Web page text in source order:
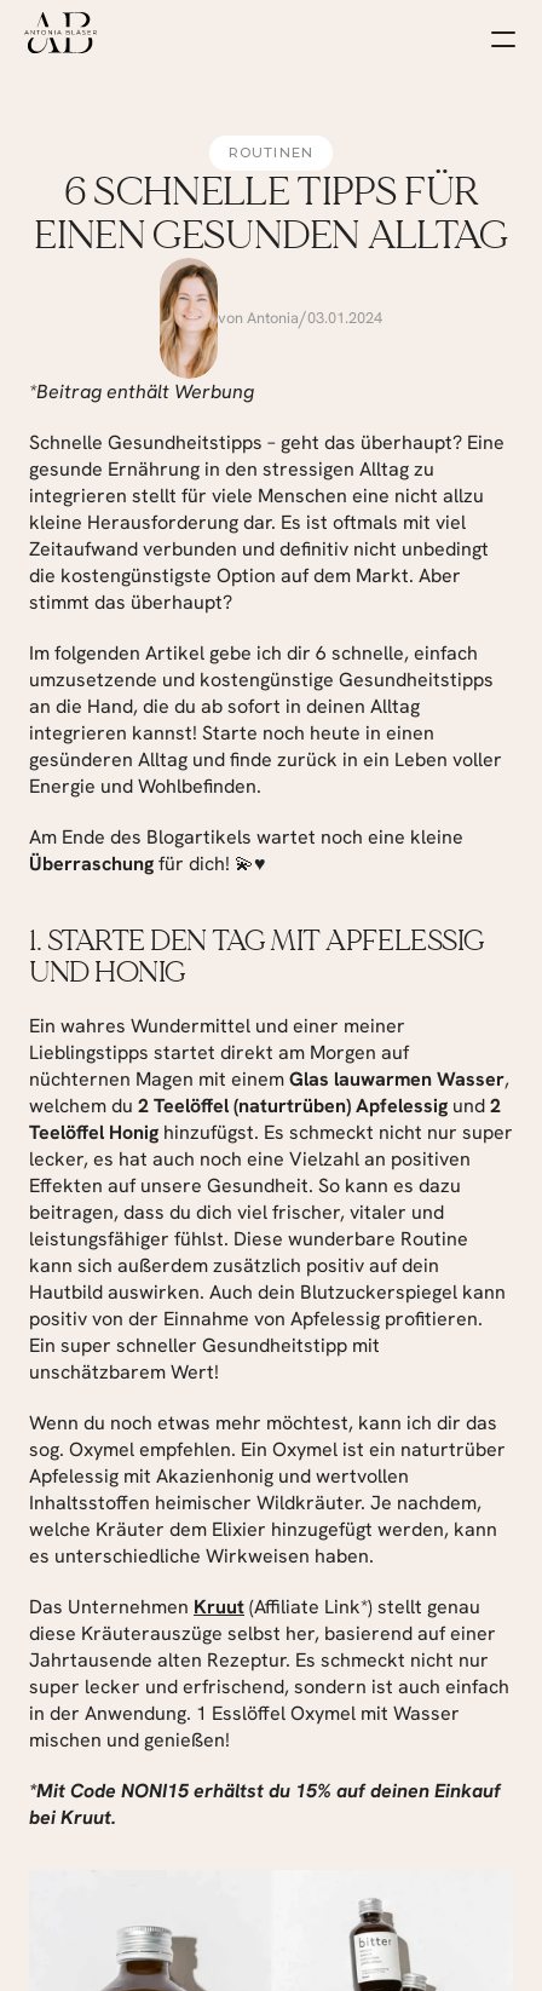
ROUTINEN
6 SCHNELLE TIPPS FÜR
EINEN GESUNDEN ALLTAG
von Antonia/03.01.2024
*Beitrag enthält Werbung
Schnelle Gesundheitstipps – geht das überhaupt? Eine
gesunde Ernährung in den stressigen Alltag zu
integrieren stellt für viele Menschen eine nicht allzu
kleine Herausforderung dar. Es ist oftmals mit viel
Zeitaufwand verbunden und definitiv nicht unbedingt
die kostengünstigste Option auf dem Markt. Aber
stimmt das überhaupt?
Im folgenden Artikel gebe ich dir 6 schnelle, einfach
umzusetzende und kostengünstige Gesundheitstipps
an die Hand, die du ab sofort in deinen Alltag
integrieren kannst! Starte noch heute in einen
gesünderen Alltag und finde zurück in ein Leben voller
Energie und Wohlbefinden.
Überraschung für dich! 💫♥️
1. STARTE DEN TAG MIT APFELESSIG
UND HONIG
Ein wahres Wundermittel und einer meiner
Lieblingstipps startet direkt am Morgen auf
nüchternen Magen mit einem Glas lauwarmen Wasser,
welchem du 2 Teelöffel (naturtrüben) Apfelessig und 2
Teelöffel Honig hinzufügst. Es schmeckt nicht nur super
lecker, es hat auch noch eine Vielzahl an positiven
Effekten auf unsere Gesundheit. So kann es dazu
beitragen, dass du dich viel frischer, vitaler und
leistungsfähiger fühlst. Diese wunderbare Routine
kann sich außerdem zusätzlich positiv auf dein
Hautbild auswirken. Auch dein Blutzuckerspiegel kann
positiv von der Einnahme von Apfelessig profitieren.
Ein super schneller Gesundheitstipp mit
unschätzbarem Wert!
Wenn du noch etwas mehr möchtest, kann ich dir das
sog. Oxymel empfehlen. Ein Oxymel ist ein naturtrüber
Apfelessig mit Akazienhonig und wertvollen
Inhaltsstoffen heimischer Wildkräuter. Je nachdem,
welche Kräuter dem Elixier hinzugefügt werden, kann
es unterschiedliche Wirkweisen haben.
Das Unternehmen Kruut (Affiliate Link*) stellt genau
diese Kräuterauszüge selbst her, basierend auf einer
Jahrtausende alten Rezeptur. Es schmeckt nicht nur
super lecker und erfrischend, sondern ist auch einfach
in der Anwendung. 1 Esslöffel Oxymel mit Wasser
mischen und genießen!
*Mit Code NONI15 erhältst du 15% auf deinen Einkauf
bei Kruut.